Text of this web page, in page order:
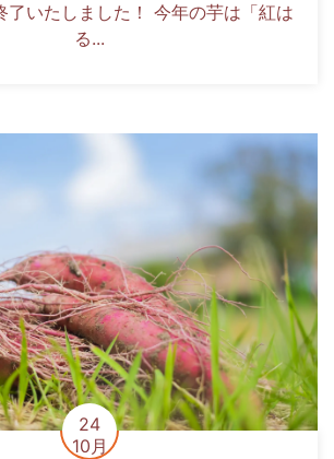
了いたしました！ 今年の芋は「紅は
る...
24
10月